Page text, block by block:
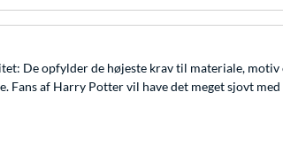
De opfylder de højeste krav til materiale,
Fans af Harry Potter vil have det meget sjovt